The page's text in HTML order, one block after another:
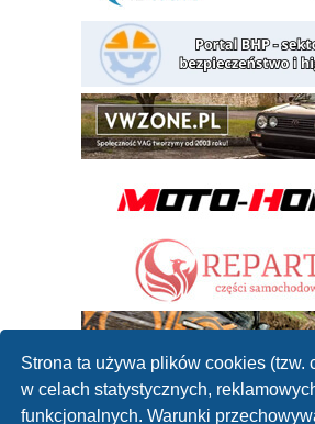
Strona ta używa plików cookies (tzw.
w celach statystycznych,
funkcjonalnych. Warunki